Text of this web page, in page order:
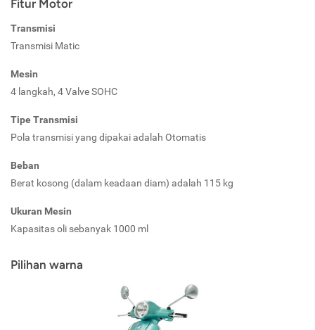
Fitur Motor
Transmisi
Transmisi Matic
Mesin
4 langkah, 4 Valve SOHC
Tipe Transmisi
Pola transmisi yang dipakai adalah Otomatis
Beban
Berat kosong (dalam keadaan diam) adalah 115 kg
Ukuran Mesin
Kapasitas oli sebanyak 1000 ml
Pilihan warna